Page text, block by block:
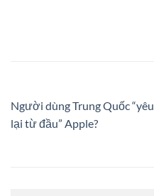
Người dùng Trung Quốc “yêu
lại từ đầu” Apple?